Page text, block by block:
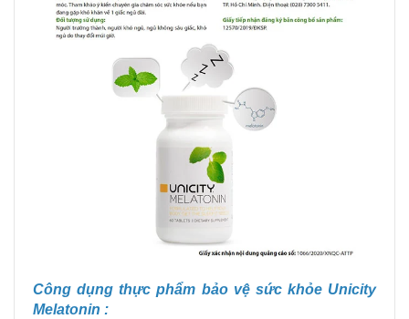
Công dụng thực phẩm bảo vệ sức khỏe Unicity
Melatonin :